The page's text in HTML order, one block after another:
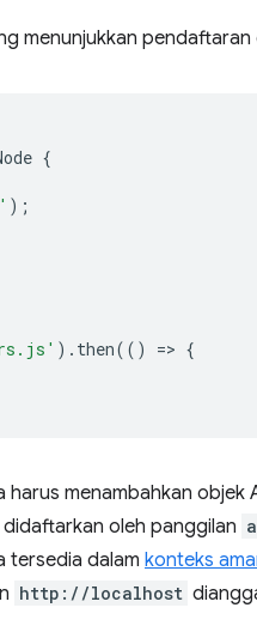
menunjukkan
{
);
). then(() => {
harus menambahkan
oleh panggilan
tersedia dalam konteks
http://localhost